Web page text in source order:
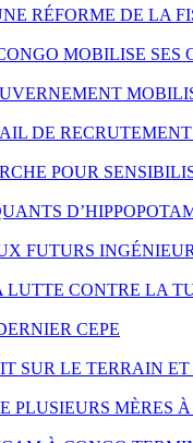
RÉFORME DE LA
MOBILISE
DE
POUR
FUTURS
LUTTE CONTRE LA
CEPE
SUR LE TERRAIN ET
PLUSIEURS MÈRES